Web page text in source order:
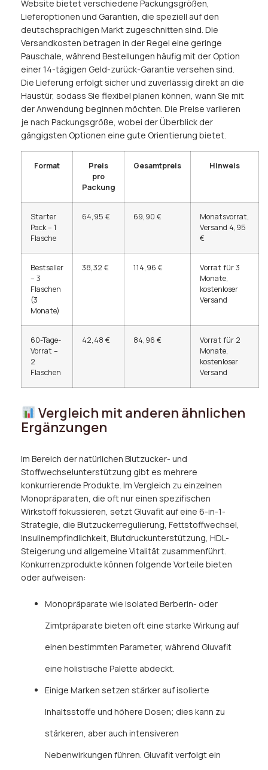
Website bietet verschiedene Packungsgrößen,
Lieferoptionen und Garantien, die speziell auf den
deutschsprachigen Markt zugeschnitten sind. Die
Versandkosten betragen in der Regel eine geringe
Pauschale, während Bestellungen häufig mit der Option
einer 14-tägigen Geld-zurück-Garantie versehen sind.
Die Lieferung erfolgt sicher und zuverlässig direkt an die
Haustür, sodass Sie flexibel planen können, wann Sie mit
der Anwendung beginnen möchten. Die Preise variieren
je nach Packungsgröße, wobei der Überblick der
gängigsten Optionen eine gute Orientierung bietet.
Format
Preis
pro
Packung
Gesamtpreis Hinweis
Starter
Pack – 1
Flasche
64,95 € 69,90 €
Monatsvorrat,
Versand 4,95
€
Bestseller
– 3
Flaschen
(3
Monate)
38,32 € 114,96 €
Vorrat für 3
Monate,
kostenloser
Versand
60-Tage-
Vorrat –
2
Flaschen
42,48 € 84,96 €
Vorrat für 2
Monate,
kostenloser
Versand
Vergleich mit anderen ähnlichen
Ergänzungen
Im Bereich der natürlichen Blutzucker- und
Stoffwechselunterstützung gibt es mehrere
konkurrierende Produkte. Im Vergleich zu einzelnen
Monopräparaten, die oft nur einen spezifischen
Wirkstoff fokussieren, setzt Gluvafit auf eine 6-in-1-
Strategie, die Blutzuckerregulierung, Fettstoffwechsel,
Insulinempfindlichkeit, Blutdruckunterstützung, HDL-
Steigerung und allgemeine Vitalität zusammenführt.
Konkurrenzprodukte können folgende Vorteile bieten
oder aufweisen:
Monopräparate wie isolated Berberin- oder
Zimtpräparate bieten oft eine starke Wirkung auf
einen bestimmten Parameter, während Gluvafit
eine holistische Palette abdeckt.
Einige Marken setzen stärker auf isolierte
Inhaltsstoffe und höhere Dosen; dies kann zu
stärkeren, aber auch intensiveren
Nebenwirkungen führen. Gluvafit verfolgt ein